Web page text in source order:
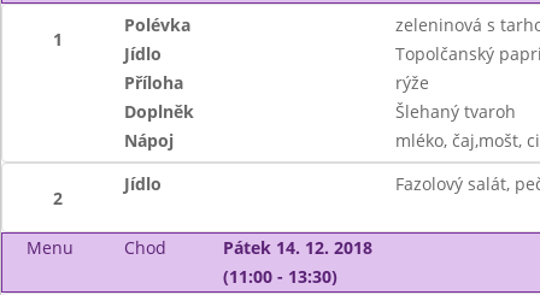
1
Polévka
zeleninová s
Jídlo
Topolčanský
Příloha
rýže
Doplněk
Šlehaný tvaroh
Nápoj
mléko, čaj,mošt,
2
Jídlo Fazolový salát,
Menu Chod
Pátek 14. 12. 2018
(11:00 - 13:30)